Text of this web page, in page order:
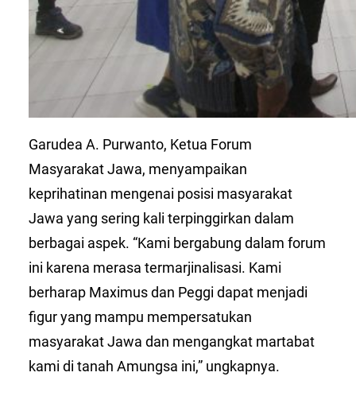
Garudea A. Purwanto, Ketua Forum
Masyarakat Jawa, menyampaikan
keprihatinan mengenai posisi masyarakat
Jawa yang sering kali terpinggirkan dalam
berbagai aspek. “Kami bergabung dalam forum
ini karena merasa termarjinalisasi. Kami
berharap Maximus dan Peggi dapat menjadi
figur yang mampu mempersatukan
masyarakat Jawa dan mengangkat martabat
kami di tanah Amungsa ini,” ungkapnya.